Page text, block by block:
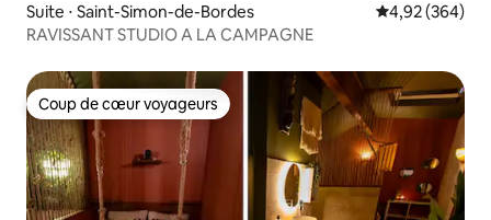
Suite ⋅ Saint-Simon-de-Bordes Évaluation
4,92 (364)
RAVISSANT STUDIO A LA CAMPAGNE
Coup de cœur voyageurs
Coup de cœur voyageurs